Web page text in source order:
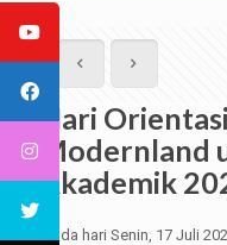
Hari
Modernland
Akademik
Pada hari Senin, 17 Juli